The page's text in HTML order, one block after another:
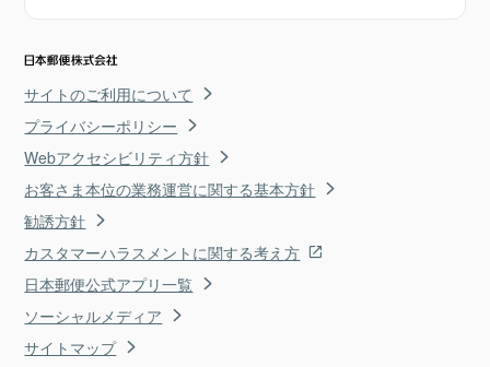
サイトのご利用について
プライバシーポリシー
Webアクセシビリティ方針
お客さま本位の業務運営に関する基本方針
勧誘方針
カスタマーハラスメントに関する考え方
日本郵便公式アプリ一覧
ソーシャルメディア
サイトマップ